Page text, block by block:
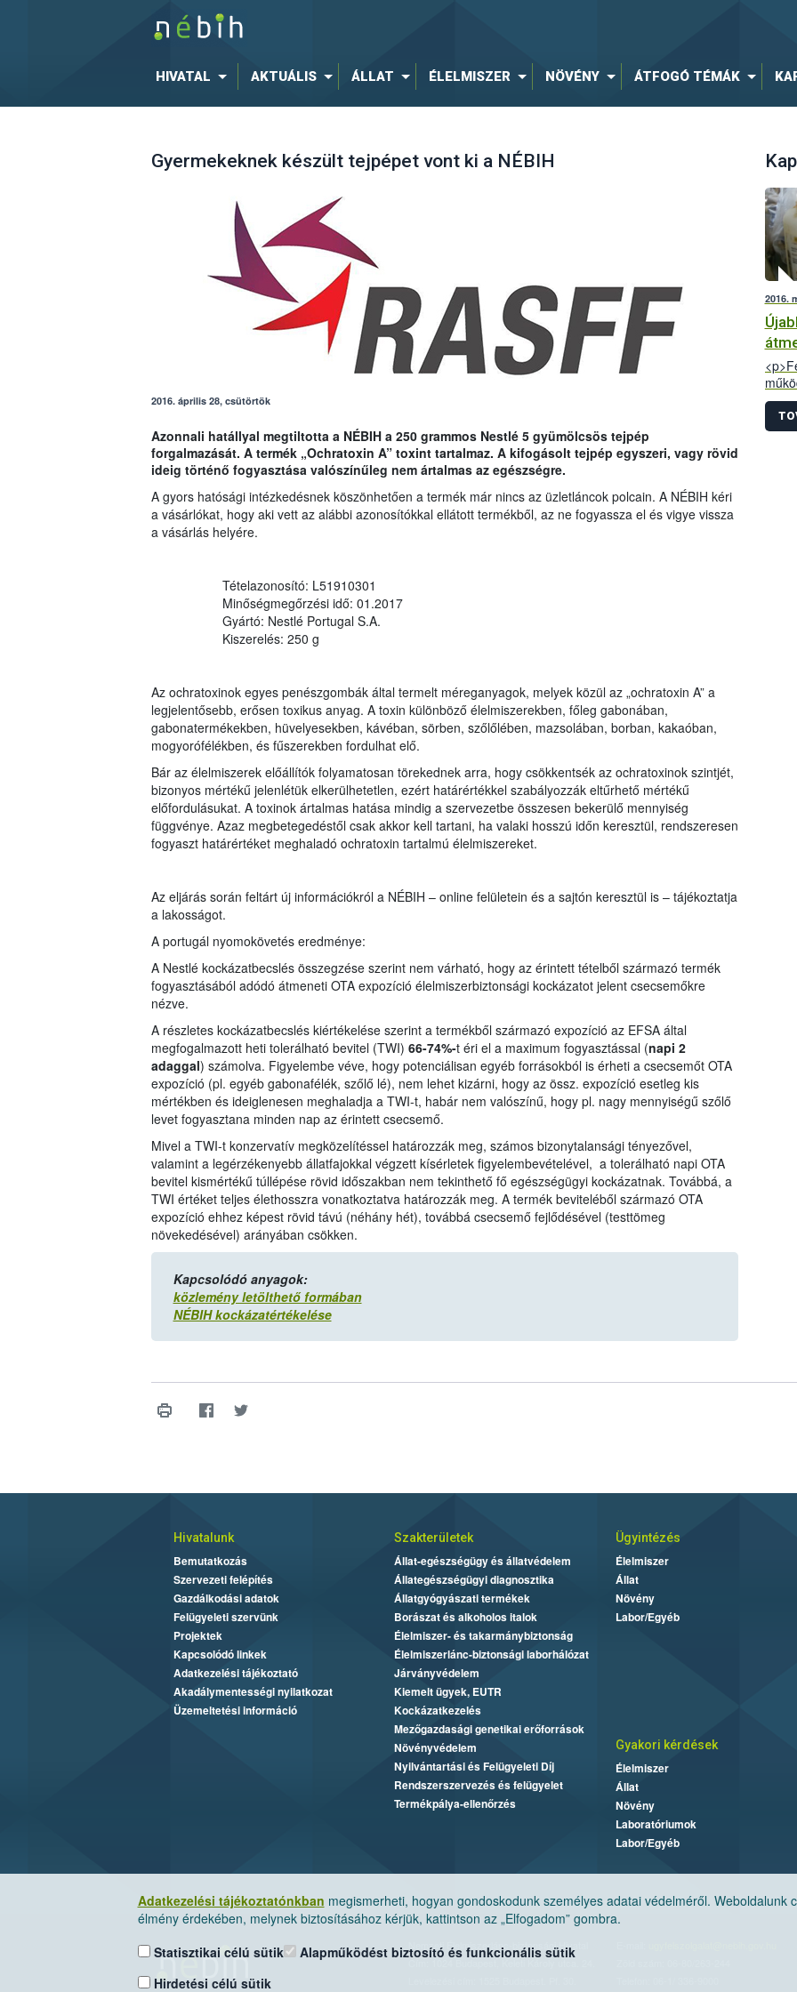
HIVATAL AKTUÁLIS ÁLLAT ÉLELMISZER NÖVÉNY ÁTFOGÓ TÉMÁK
Gyermekeknek készült tejpépet vont ki a NÉBIH
2016. április 28, csütörtök
Azonnali hatállyal megtiltotta a NÉBIH a 250 grammos Nestlé 5 gyümölcsös tejpép
forgalmazását. A termék „Ochratoxin A” toxint tartalmaz. A kifogásolt tejpép egyszeri, vagy rövid
ideig történő fogyasztása valószínűleg nem ártalmas az egészségre.
A gyors hatósági intézkedésnek köszönhetően a termék már nincs az üzletláncok polcain. A NÉBIH kéri
a vásárlókat, hogy aki vett az alábbi azonosítókkal ellátott termékből, az ne fogyassza el és vigye vissza
a vásárlás helyére.
Tételazonosító: L51910301
Minőségmegőrzési idő: 01.2017
Gyártó: Nestlé Portugal S.A.
Kiszerelés: 250 g
Az ochratoxinok egyes penészgombák által termelt méreganyagok, melyek közül az „ochratoxin A” a
legjelentősebb, erősen toxikus anyag. A toxin különböző élelmiszerekben, főleg gabonában,
gabonatermékekben, hüvelyesekben, kávéban, sörben, szőlőlében, mazsolában, borban, kakaóban,
mogyorófélékben, és fűszerekben fordulhat elő.
Bár az élelmiszerek előállítók folyamatosan törekednek arra, hogy csökkentsék az ochratoxinok szintjét,
bizonyos mértékű jelenlétük elkerülhetetlen, ezért határértékkel szabályozzák eltűrhető mértékű
előfordulásukat. A toxinok ártalmas hatása mindig a szervezetbe összesen bekerülő mennyiség
függvénye. Azaz megbetegedéstől csak akkor kell tartani, ha valaki hosszú időn keresztül, rendszeresen
fogyaszt határértéket meghaladó ochratoxin tartalmú élelmiszereket.
Az eljárás során feltárt új információkról a NÉBIH – online felületein és a sajtón keresztül is – tájékoztatja
a lakosságot.
A portugál nyomokövetés eredménye:
A Nestlé kockázatbecslés összegzése szerint nem várható, hogy az érintett tételből származó termék
fogyasztásából adódó átmeneti OTA expozíció élelmiszerbiztonsági kockázatot jelent csecsemőkre
nézve.
A részletes kockázatbecslés kiértékelése szerint a termékből származó expozíció az EFSA által
megfogalmazott heti tolerálható bevitel (TWI) 66-74%-t éri el a maximum fogyasztással (napi 2
adaggal) számolva. Figyelembe véve, hogy potenciálisan egyéb forrásokból is érheti a csecsemőt OTA
expozíció (pl. egyéb gabonafélék, szőlő lé), nem lehet kizárni, hogy az össz. expozíció esetleg kis
mértékben és ideiglenesen meghaladja a TWI-t, habár nem valószínű, hogy pl. nagy mennyiségű szőlő
levet fogyasztana minden nap az érintett csecsemő.
Mivel a TWI-t konzervatív megközelítéssel határozzák meg, számos bizonytalansági tényezővel,
valamint a legérzékenyebb állatfajokkal végzett kísérletek figyelembevételével, a tolerálható napi OTA
bevitel kismértékű túllépése rövid időszakban nem tekinthető fő egészségügyi kockázatnak. Továbbá, a
TWI értéket teljes élethosszra vonatkoztatva határozzák meg. A termék beviteléből származó OTA
expozíció ehhez képest rövid távú (néhány hét), továbbá csecsemő fejlődésével (testtömeg
növekedésével) arányában csökken.
Kapcsolódó anyagok:
közlemény letölthető formában
NÉBIH kockázatértékelése
2016.
Az
Adatkezelési tájékoztatónkban megismerheti, hogyan gondoskodunk személyes adatai védelméről. Weboldalunk
élmény érdekében, melynek biztosításához kérjük, kattintson az „Elfogadom” gombra.
Statisztikai célú sütik
Hirdetési célú sütik
Alapműködést biztosító és funkcionális sütik
Hivatalunk
Bemutatkozás
Szervezeti felépítés
Gazdálkodási adatok
Felügyeleti szervünk
Projektek
Kapcsolódó linkek
Adatkezelési tájékoztató
Akadálymentességi nyilatkozat
Üzemeltetési információ
Szakterületek
Állat-egészségügy és állatvédelem
Állategészségügyi diagnosztika
Állatgyógyászati termékek
Borászat és alkoholos italok
Élelmiszer- és takarmánybiztonság
Élelmiszerlánc-biztonsági laborhálózat
Járványvédelem
Kiemelt ügyek, EUTR
Kockázatkezelés
Mezőgazdasági genetikai erőforrások
Növényvédelem
Nyilvántartási és Felügyeleti Díj
Rendszerszervezés és felügyelet
Termékpálya-ellenőrzés
Ügyintézés
Élelmiszer
Állat
Növény
Labor/Egyéb
Gyakori kérdések
Élelmiszer
Állat
Növény
Laboratóriumok
Labor/Egyéb
Nemzeti Élelmiszerlánc-biztonsági Hivatal